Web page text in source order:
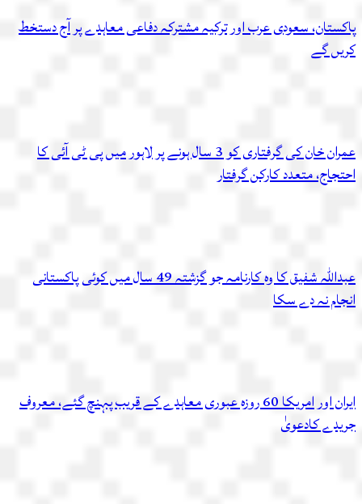
پاکستان، سعودی عرب اور ترکیہ مشترکہ دفاعی معاہدے پر آج دستخط
کریں گے
عمران خان کی گرفتاری کو 3 سال ہونے پر لاہور میں پی ٹی آئی کا
احتجاج، متعدد کارکن گرفتار
عبداللہ شفیق کا وہ کارنامہ جو گزشتہ 49 سال میں کوئی پاکستانی
انجام نہ دے سکا
ایران اور امریکا 60 روزہ عبوری معاہدے کے قریب پہنچ گئے، معروف
جریدے کادعویٰ